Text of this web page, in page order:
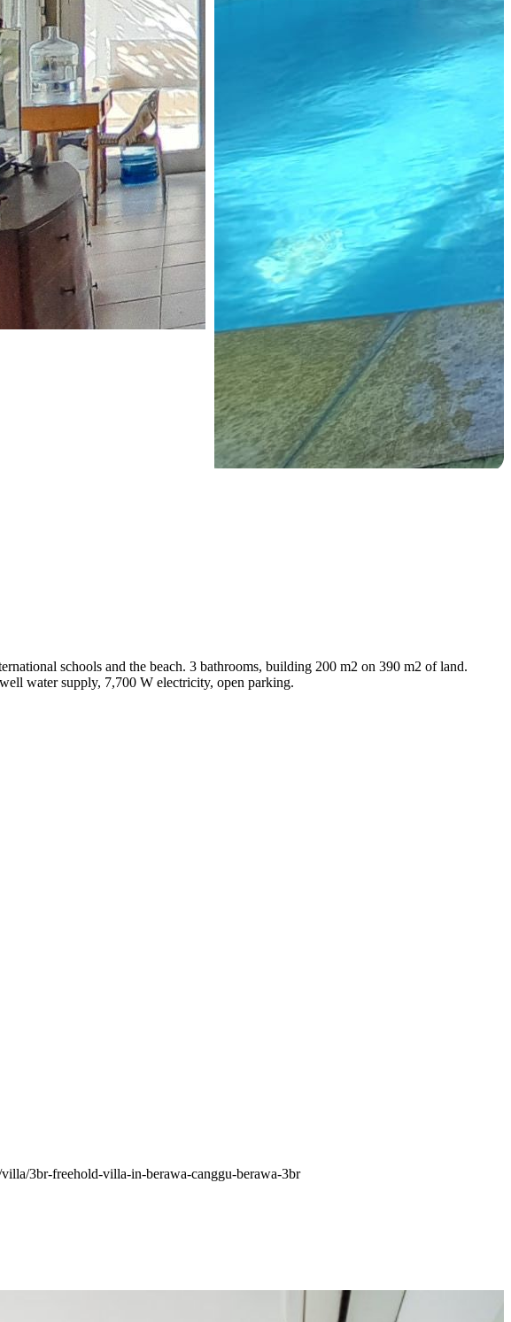
schools and the beach. 3 bathrooms, building 200 m2 on 390 m2 of land.
water supply, 7,700 W electricity, open parking.
3br-freehold-villa-in-berawa-canggu-berawa-3br